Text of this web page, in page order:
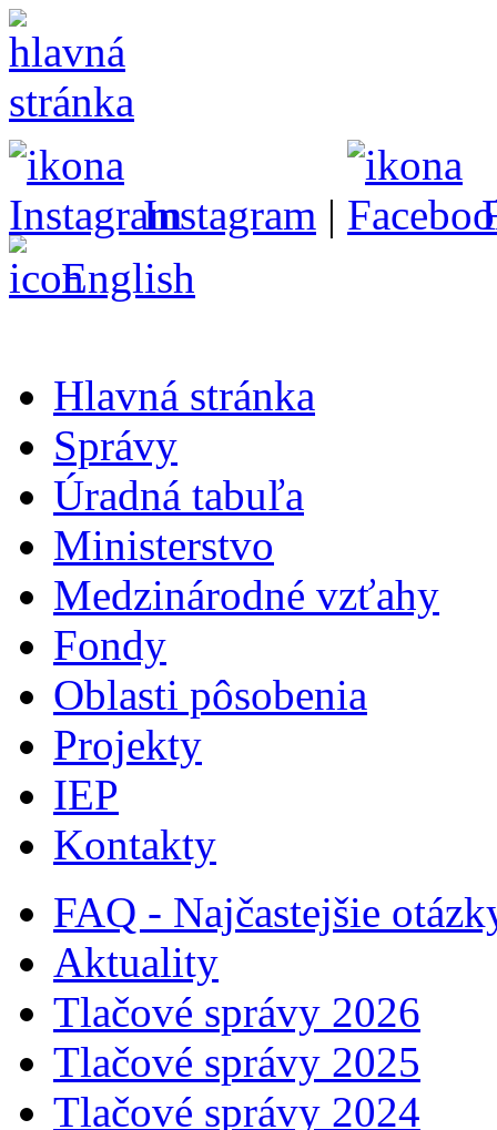
Instagram |
English
Hlavná stránka
Správy
Úradná tabuľa
Ministerstvo
Medzinárodné vzťahy
Fondy
Oblasti pôsobenia
Projekty
IEP
Kontakty
FAQ - Najčastejšie
Aktuality
Tlačové správy 2026
Tlačové správy 2025
Tlačové správy 2024